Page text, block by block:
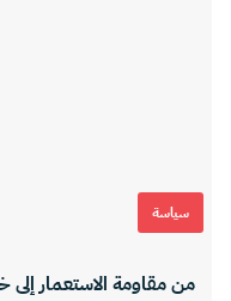
سياسة
من مقاومة الاستعمار